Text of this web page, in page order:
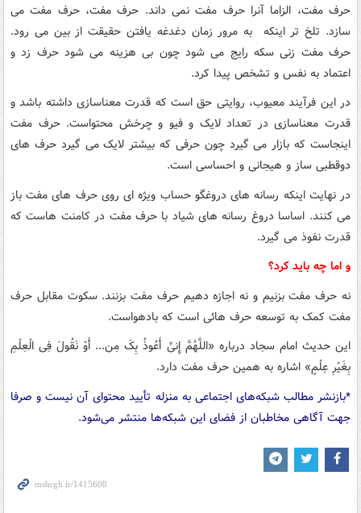
حرف مفت، الزاما آنرا حرف مفت نمی داند. حرف مفت، حرف مفت می
سازد. تلخ تر اینکه به مرور زمان دغدغه یافتن حقیقت از بین می رود.
حرف مفت زنی سکه رایج می شود چون بی هزینه می شود حرف زد و
اعتماد به نفس و تشخص پیدا کرد.
در این فرآیند معیوب، روایتی حق است که قدرت معناسازی داشته باشد و
قدرت معناسازی در تعداد لایک و فیو و چرخش محتواست. حرف مفت
اینجاست که بازار می گیرد چون حرفی که بیشتر لایک می گیرد حرف های
دوقطبی ساز و هیجانی و احساسی است.
در نهایت اینکه رسانه های دروغگو حساب ویژه ای روی حرف های مفت باز
می کنند. اساسا دروغ رسانه های شیاد با حرف مفت در کامنت هاست که
قدرت نفوذ می گیرد.
و اما چه باید کرد؟
نه حرف مفت بزنیم و نه اجازه دهیم حرف مفت بزنند. سکوت مقابل حرف
مفت کمک به توسعه حرف هائی است که بادهواست.
این حدیث امام سجاد درباره «اللَّهُمَّ إِنیِّ أَعُوذُ بِکَ مِن... أَوْ نَقُولَ فِی الْعِلْمِ
بِغَیْرِ عِلْمٍ» اشاره به همین حرف مفت دارد.
*بازنشر مطالب شبکه‌های اجتماعی به منزله تأیید محتوای آن نیست و صرفا
جهت آگاهی مخاطبان از فضای این شبکه‌ها منتشر می‌شود.